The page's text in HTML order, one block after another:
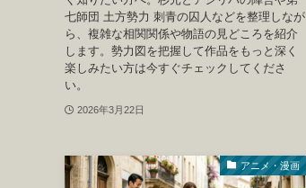
七師団 土方勢力 刺青の囚人などを整理しなが
ら、複雑な相関関係や物語の見どころを紹介
します。勢力図を把握して作品をもっと深く
楽しみたい方は今すぐチェックしてくださ
い。
2026年3月22日
アニメ・漫画